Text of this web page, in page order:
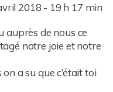
*2018 - 19 h 17 min
auprès de nous ce
notre joie et notre
a su que c’était toi